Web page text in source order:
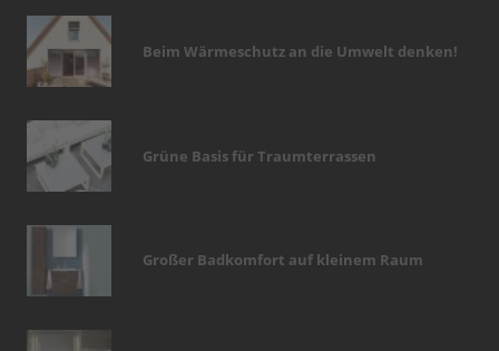
Beim Wärmeschutz an die Umwelt denken!
Grüne Basis für Traumterrassen
Großer Badkomfort auf kleinem Raum